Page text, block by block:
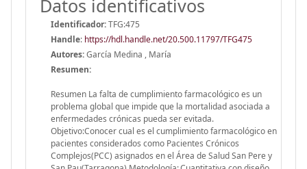
Datos identificativos
Identificador:TFG:475
Handle: https://hdl.handle.net/20.500.11797/TFG475
Autores:García Medina , María
Resumen:
Resumen La falta de cumplimiento farmacológico es un
problema global que impide que la mortalidad asociada a
enfermedades crónicas pueda ser evitada.
Objetivo:Conocer cual es el cumplimiento farmacológico en
pacientes considerados como Pacientes Crónicos
Complejos(PCC) asignados en el Área de Salud San Pere y